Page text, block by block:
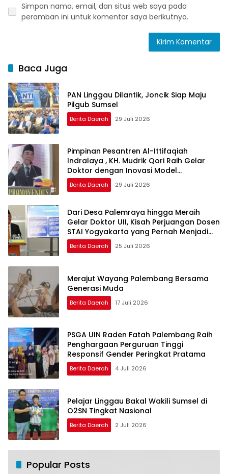
Simpan nama, email, dan situs web saya pada
peramban ini untuk komentar saya berikutnya.
Baca Juga
PAN Linggau Dilantik, Joncik Siap Maju
Pilgub Sumsel
Berita Daerah 29 Juli 2026
Pimpinan Pesantren Al-Ittifaqiah
Indralaya , KH. Mudrik Qori Raih Gelar
Doktor dengan Inovasi Model
Pembelajaran Nagham Al-Qur’an di UMM
Berita Daerah 29 Juli 2026
Dari Desa Palemraya hingga Meraih
Gelar Doktor UII, Kisah Perjuangan Dosen
STAI Yogyakarta yang Pernah Menjadi
Driver Taksi Online
Berita Daerah 25 Juli 2026
Merajut Wayang Palembang Bersama
Generasi Muda
Berita Daerah 17 Juli 2026
PSGA UIN Raden Fatah Palembang Raih
Penghargaan Perguruan Tinggi
Responsif Gender Peringkat Pratama
Berita Daerah 4 Juli 2026
Pelajar Linggau Bakal Wakili Sumsel di
O2SN Tingkat Nasional
Berita Daerah 2 Juli 2026
Popular Posts